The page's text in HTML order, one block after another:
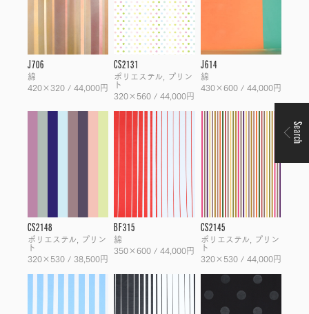
J706
綿
420×320 / 44,000円
CS2131
ポリエステル, プリン
ト
320×560 / 44,000円
J614
綿
430×600 / 44,000円
CS2148
ポリエステル, プリン
ト
320×530 / 38,500円
BF315
綿
350×600 / 44,000円
CS2145
ポリエステル, プリン
ト
320×530 / 44,000円
Search